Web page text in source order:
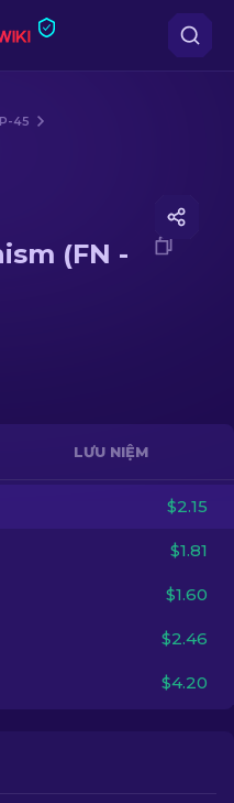
VI
45
(FN -
LƯU NIỆM
$2.15
$1.81
$1.60
$2.46
$4.20